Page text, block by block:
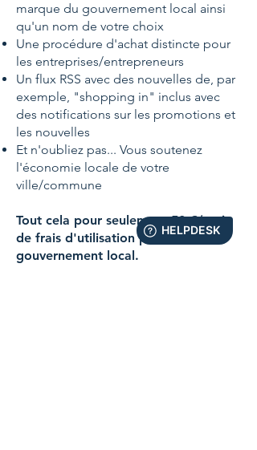
marque du gouvernement local ainsi
qu'un nom de votre choix
Une procédure d'achat distincte pour
les entreprises/entrepreneurs
Un flux RSS avec des nouvelles de, par
exemple, "shopping in" inclus avec
des notifications sur les promotions et
les nouvelles
Et n'oubliez pas... Vous soutenez
l'économie locale de votre
ville/commune
Tout cela pour seulement 50 €/mois
de frais d'utilisation pour le
gouvernement local.